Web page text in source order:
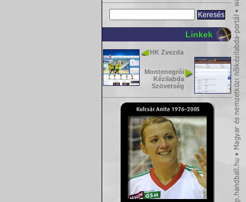
Linkek
HK Zvezda
Montenegrói
Kézilabda
Szövetség